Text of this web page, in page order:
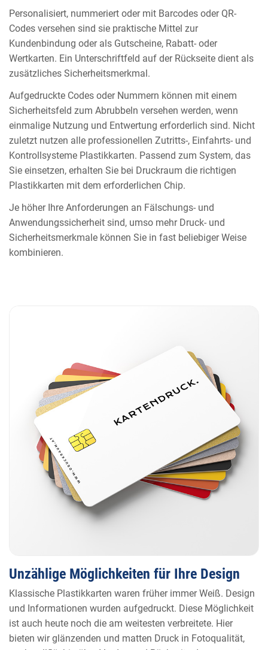
Personalisiert, nummeriert oder mit Barcodes oder QR-
Codes versehen sind sie praktische Mittel zur
Kundenbindung oder als Gutscheine, Rabatt- oder
Wertkarten. Ein Unterschriftfeld auf der Rückseite dient als
zusätzliches Sicherheitsmerkmal.
Aufgedruckte Codes oder Nummern können mit einem
Sicherheitsfeld zum Abrubbeln versehen werden, wenn
einmalige Nutzung und Entwertung erforderlich sind. Nicht
zuletzt nutzen alle professionellen Zutritts-, Einfahrts- und
Kontrollsysteme Plastikkarten. Passend zum System, das
Sie einsetzen, erhalten Sie bei Druckraum die richtigen
Plastikkarten mit dem erforderlichen Chip.
Je höher Ihre Anforderungen an Fälschungs- und
Anwendungssicherheit sind, umso mehr Druck- und
Sicherheitsmerkmale können Sie in fast beliebiger Weise
kombinieren.
Unzählige Möglichkeiten für Ihre Design
Klassische Plastikkarten waren früher immer Weiß. Design
und Informationen wurden aufgedruckt. Diese Möglichkeit
ist auch heute noch die am weitesten verbreitete. Hier
bieten wir glänzenden und matten Druck in Fotoqualität,